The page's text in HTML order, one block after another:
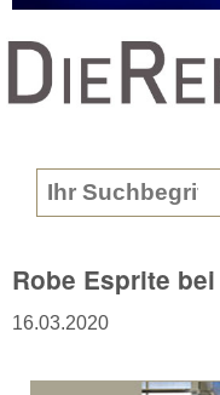
Search form
Robe Esprite
16.03.2020